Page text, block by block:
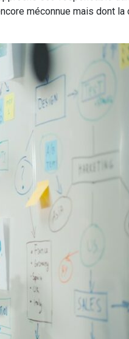
méconnue mais dont la